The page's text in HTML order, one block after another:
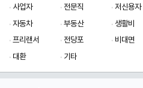
사업자
전문직 저신용자
자동차
부동산 생활비
프리랜서
전당포 비대면
대환
기타